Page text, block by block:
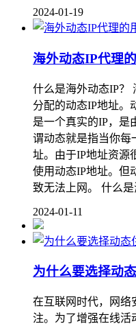
2024-01-19
海外动态IP代理
什么是海外动态IP？
分配的动态IP地址。
是一个真实的IP，是
谓动态就是指当你每
址。由于IP地址资源
使用动态IP地址。但
致无法上网。 什么
2024-01-11
为什么要选择动
在互联网时代，网络
注。为了增强在线活